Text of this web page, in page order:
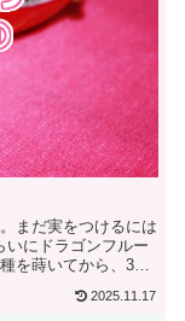
まだ実をつけるには
いにドラゴンフルー
を蒔いてから、3か
2025.11.17